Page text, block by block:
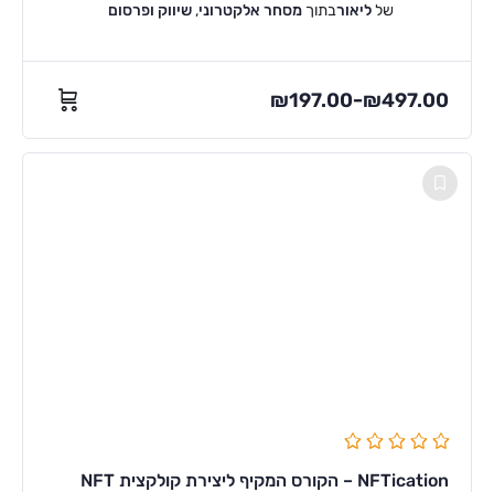
שלליאורבתוך מסחר אלקטרוני,שיווק ופרסום
₪197.00–₪497.00
NFTication – הקורס המקיף ליצירת קולקצית NFT